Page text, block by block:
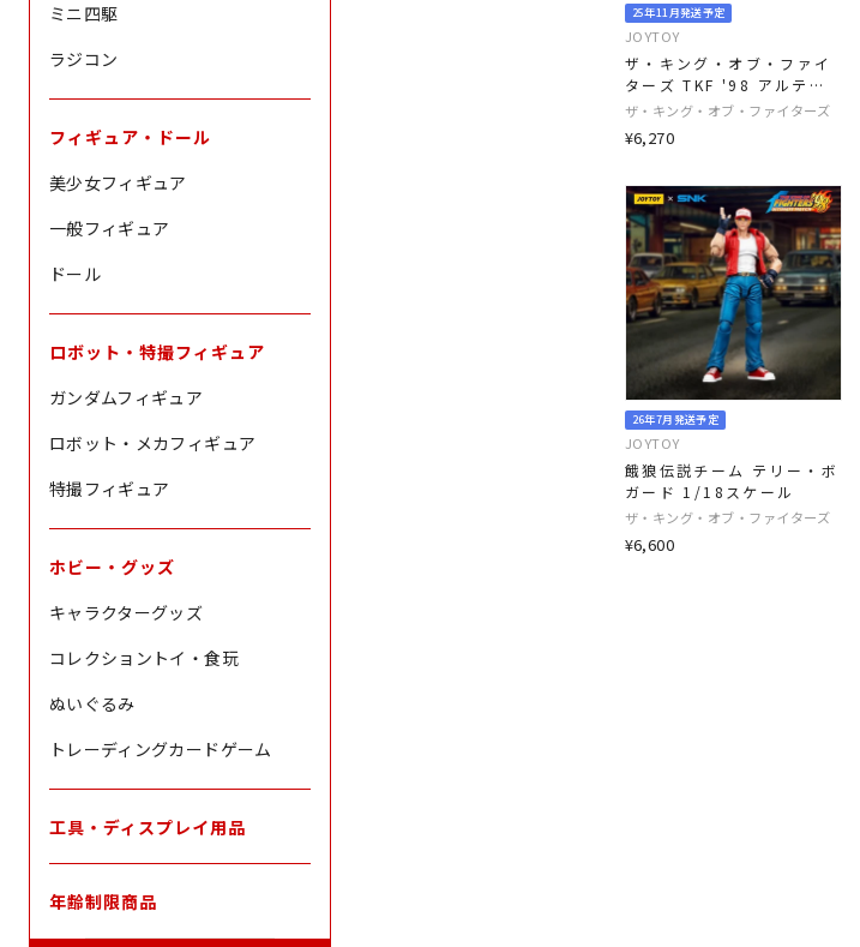
ミニ四駆
ラジコン
フィギュア・ドール
美少女フィギュア
一般フィギュア
ドール
ロボット・特撮フィギュア
ガンダムフィギュア
ロボット・メカフィギュア
特撮フィギュア
ホビー・グッズ
キャラクターグッズ
コレクショントイ・食玩
ぬいぐるみ
トレーディングカードゲーム
工具・ディスプレイ用品
年齢制限商品
25年11月発送予定
JOYTOY
ザ・キング・オブ・ファイ
ターズ TKF '98 アルティ
メットマッチ 主人公チーム
ザ・キング・オブ・ファイターズ
¥6,270
26年7月発送予定
JOYTOY
餓狼伝説チーム テリー・ボ
ガード 1/18スケール
ザ・キング・オブ・ファイターズ
¥6,600